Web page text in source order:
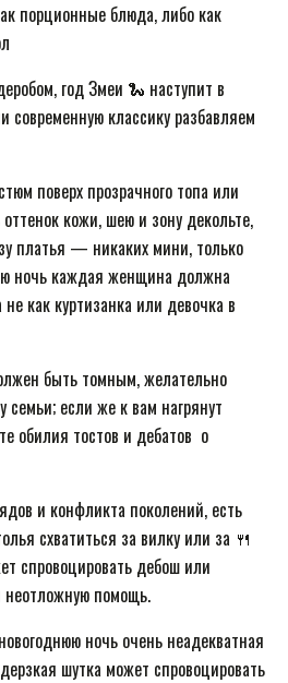
порционные блюда, либо как
год Змеи 🐍 наступит в
современную классику разбавляем
поверх прозрачного топа или
кожи, шею и зону декольте,
платья — никаких мини, только
ночь каждая женщина должна
как куртизанка или девочка в
быть томным, желательно
семьи; если же к вам нагрянут
обилия тостов и дебатов о
и конфликта поколений, есть
схватиться за вилку или за 🍴
спровоцировать дебош или
помощь.
ночь очень неадекватная
шутка может спровоцировать